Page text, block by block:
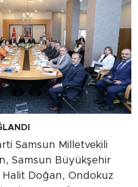
Samsun Milletvekili
Samsun Büyükşehir
Halit Doğan, Ondokuz